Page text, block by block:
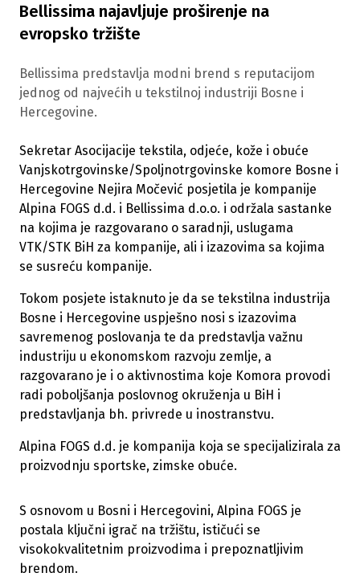
Bellissima najavljuje proširenje na
evropsko tržište
Bellissima predstavlja modni brend s reputacijom
jednog od najvećih u tekstilnoj industriji Bosne i
Hercegovine.
Sekretar Asocijacije tekstila, odjeće, kože i obuće
Vanjskotrgovinske/Spoljnotrgovinske komore Bosne i
Hercegovine Nejira Močević posjetila je kompanije
Alpina FOGS d.d. i Bellissima d.o.o. i održala sastanke
na kojima je razgovarano o saradnji, uslugama
VTK/STK BiH za kompanije, ali i izazovima sa kojima
se susreću kompanije.
Tokom posjete istaknuto je da se tekstilna industrija
Bosne i Hercegovine uspješno nosi s izazovima
savremenog poslovanja te da predstavlja važnu
industriju u ekonomskom razvoju zemlje, a
razgovarano je i o aktivnostima koje Komora provodi
radi poboljšanja poslovnog okruženja u BiH i
predstavljanja bh. privrede u inostranstvu.
Alpina FOGS d.d. je kompanija koja se specijalizirala za
proizvodnju sportske, zimske obuće.
S osnovom u Bosni i Hercegovini, Alpina FOGS je
postala ključni igrač na tržištu, ističući se
visokokvalitetnim proizvodima i prepoznatljivim
brendom.